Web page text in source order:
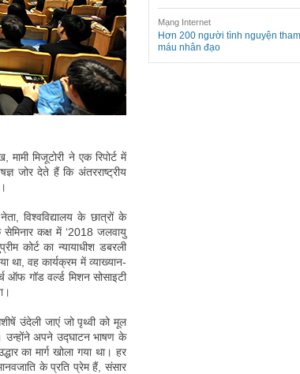
मिजूटोरी ने एक रिपोर्ट में
जोर देते हैं कि अंतरराष्ट्रीय
विश्वविद्यालय के छात्रों के
कक्ष में ‘2018 जलवायु
कोर्ट का न्यायाधीश डबरली
था, वह कार्यक्रम में व्याख्यान-
ऑफ गॉड वर्ल्ड मिशन सोसाइटी
उंदेली जाएं जो पृथ्वी को मूल
उन्होंने अपने उद्घाटन भाषण के
का मार्ग खोला गया था। हर
के प्रति प्रेम हैं, संसार
Mạng Internet
Hơn 200 người tình nguyện
máu nhân đạo